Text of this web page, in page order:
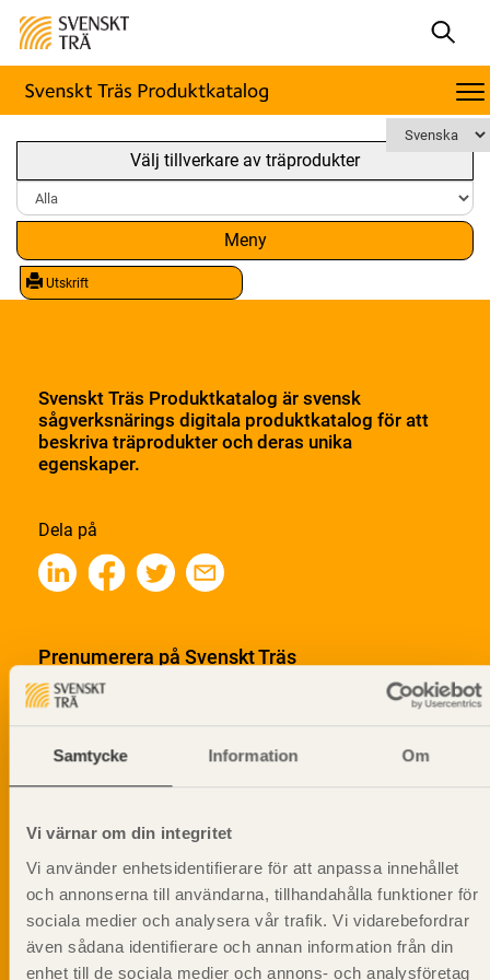
Samtycke Information Om
Vi värnar om din integritet
Vi använder enhetsidentifierare för att anpassa innehållet
och annonserna till användarna, tillhandahålla funktioner för
sociala medier och analysera vår trafik. Vi vidarebefordrar
även sådana identifierare och annan information från din
enhet till de sociala medier och annons- och analysföretag
Välj tillverkare av träprodukter
Meny
Utskrift
Svenskt Träs Produktkatalog är svensk
sågverksnärings digitala produktkatalog för att
beskriva träprodukter och deras unika
egenskaper.
Dela på
Prenumerera på Svenskt Träs
informationsutskick!